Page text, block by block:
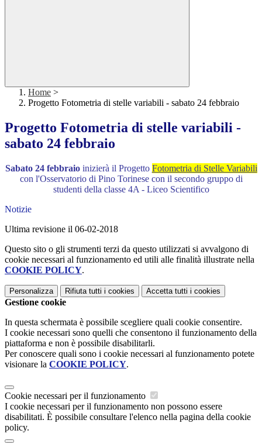
Home >
Progetto Fotometria di stelle variabili - sabato 24 febbraio
Progetto Fotometria di stelle variabili -
sabato 24 febbraio
Sabato 24 febbraioinizierà il Progetto Fotometria di Stelle Variabili
con l'Osservatorio di Pino Torinese con il secondo gruppo di
studenti della classe 4A - Liceo Scientifico
Notizie
Ultima revisione il 06-02-2018
Questo sito o gli strumenti terzi da questo utilizzati si avvalgono di
cookie necessari al funzionamento ed utili alle finalità illustrate nella
COOKIE POLICY.
Personalizza Rifiuta tutti i cookies Accetta tutti i cookies
Gestione cookie
In questa schermata è possibile scegliere quali cookie consentire.
I cookie necessari sono quelli che consentono il funzionamento della
piattaforma e non è possibile disabilitarli.
Per conoscere quali sono i cookie necessari al funzionamento potete
visionare la COOKIE POLICY.
Cookie necessari per il funzionamento
I cookie necessari per il funzionamento non possono essere
disabilitati. È possibile consultare l'elenco nella pagina della cookie
policy.